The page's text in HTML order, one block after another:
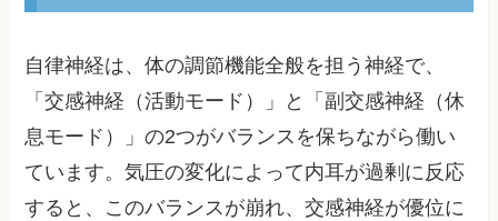
自律神経は、体の調節機能全般を担う神経で、
「交感神経（活動モード）」と「副交感神経（休
息モード）」の2つがバランスを保ちながら働い
ています。気圧の変化によって内耳が過剰に反応
すると、このバランスが崩れ、交感神経が優位に